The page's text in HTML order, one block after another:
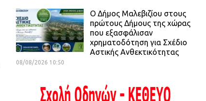
Ο Δήμος Μαλεβιζίου στους
πρώτους Δήμους της χώρας
που εξασφάλισαν
χρηματοδότηση για Σχέδιο
Αστικής Ανθεκτικότητας
08/08/2026 10:50